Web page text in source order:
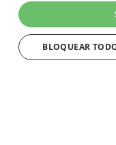
BLOQUEAR